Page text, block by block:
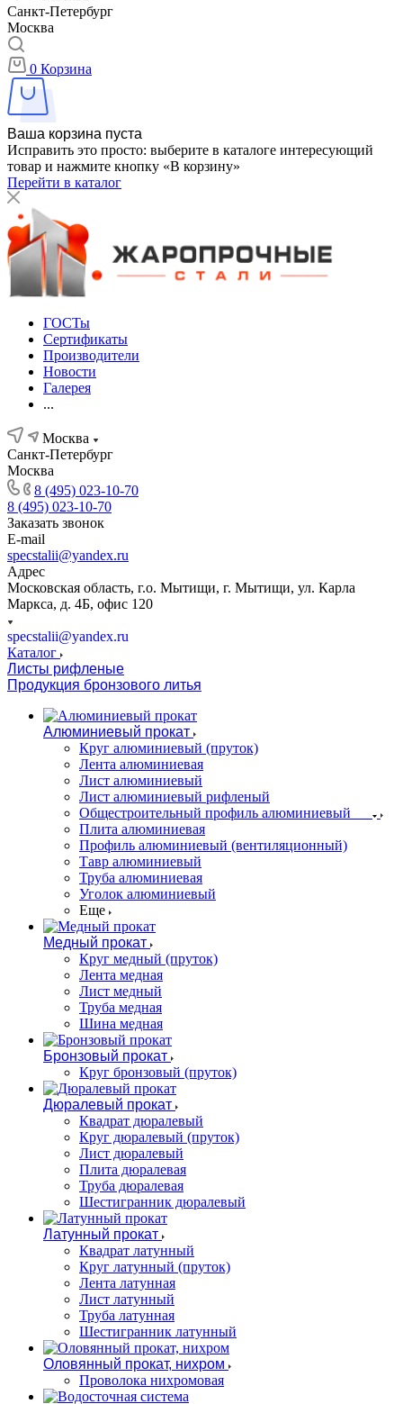
Санкт-Петербург
Москва
0 Корзина
Ваша корзина пуста
Исправить это просто: выберите в каталоге интересующий
товар и нажмите кнопку «В корзину»
Перейти в каталог
ГОСТы
Сертификаты
Производители
Новости
Галерея
...
Москва
Санкт-Петербург
Москва
8 (495) 023-10-70
8 (495) 023-10-70
Заказать звонок
E-mail
specstalii@yandex.ru
Адрес
Московская область, г.о. Мытищи, г. Мытищи, ул. Карла
Маркса, д. 4Б, офис 120
specstalii@yandex.ru
Каталог
Листы рифленые
Продукция бронзового литья
Алюминиевый прокат
Круг алюминиевый (пруток)
Лента алюминиевая
Лист алюминиевый
Лист алюминиевый рифленый
Общестроительный профиль алюминиевый
Плита алюминиевая
Профиль алюминиевый (вентиляционный)
Тавр алюминиевый
Труба алюминиевая
Уголок алюминиевый
Еще
Медный прокат
Круг медный (пруток)
Лента медная
Лист медный
Труба медная
Шина медная
Бронзовый прокат
Круг бронзовый (пруток)
Дюралевый прокат
Квадрат дюралевый
Круг дюралевый (пруток)
Лист дюралевый
Плита дюралевая
Труба дюралевая
Шестигранник дюралевый
Латунный прокат
Квадрат латунный
Круг латунный (пруток)
Лента латунная
Лист латунный
Труба латунная
Шестигранник латунный
Оловянный прокат, нихром
Проволока нихромовая